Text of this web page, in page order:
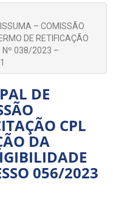
– COMISSÃO
DE RETIFICAÇÃO
Nº 038/2023 –
DE
CPL
DA
056/2023